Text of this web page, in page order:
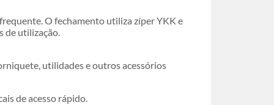
O fechamento utiliza zíper YKK e
de utilização.
utilidades e outros acessórios
de acesso rápido.